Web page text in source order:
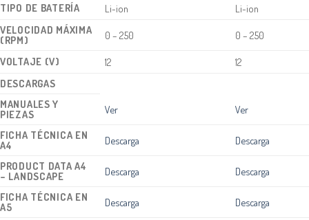
TIPO DE BATERÍA
Li-ion
Li-ion
VELOCIDAD MÁXIMA
(RPM)
0 – 250 0 – 250
VOLTAJE (V) 12
12
DESCARGAS
MANUALES Y
PIEZAS
Ver Ver
FICHA TÉCNICA EN
A4
Descarga Descarga
PRODUCT DATA A4
– LANDSCAPE
Descarga Descarga
FICHA TÉCNICA EN
A5
Descarga Descarga